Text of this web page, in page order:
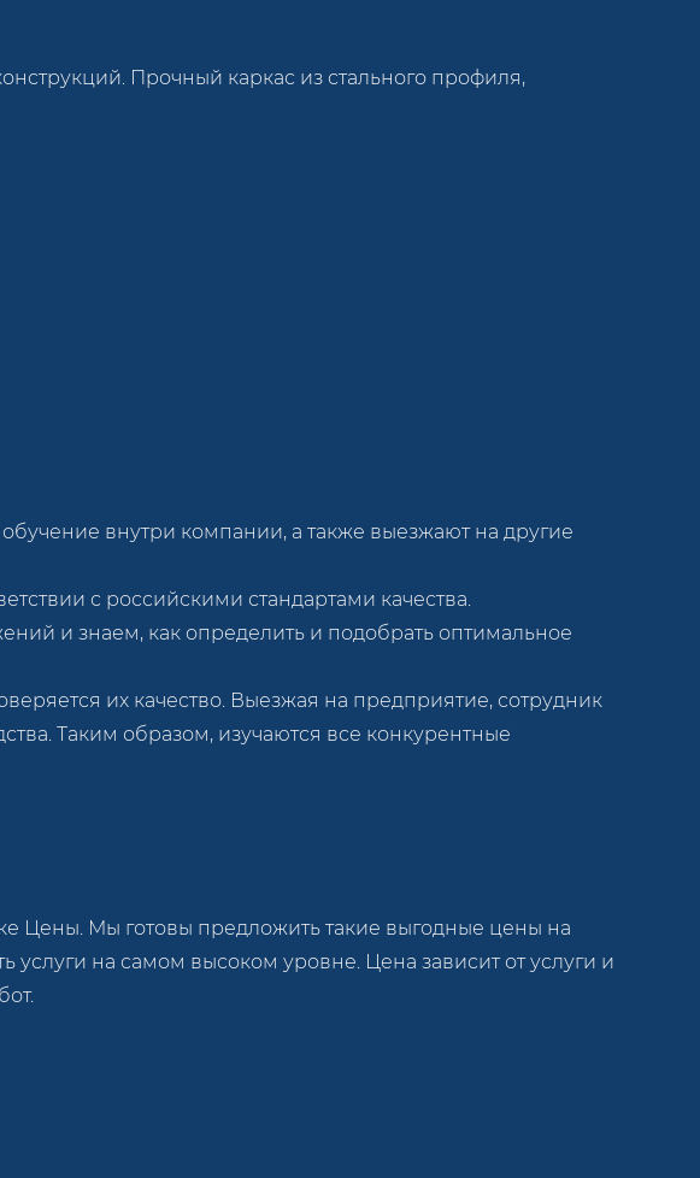
Прочный каркас из стального профиля,
внутри компании, а также выезжают на другие
с российскими стандартами качества.
и знаем, как определить и подобрать оптимальное
их качество. Выезжая на предприятие, сотрудник
Таким образом, изучаются все конкурентные
Цены. Мы готовы предложить такие выгодные цены на
услуги на самом высоком уровне. Цена зависит от услуги и